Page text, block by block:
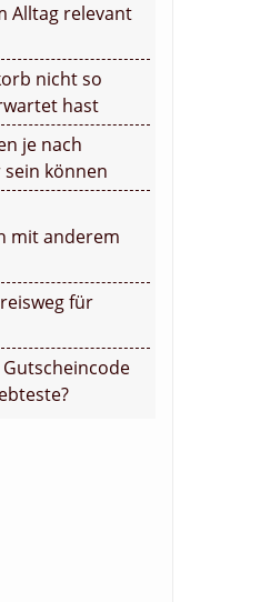
Alltag relevant
nicht so
hast
je nach
sein können
mit anderem
für